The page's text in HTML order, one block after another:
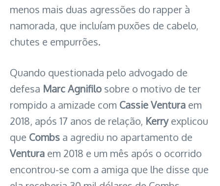
menos mais duas agressões do rapper à
namorada, que incluíam puxões de cabelo,
chutes e empurrões.
Quando questionada pelo advogado de
defesa Marc Agnifilo sobre o motivo de ter
rompido a amizade com Cassie Ventura em
2018, após 17 anos de relação, Kerryexplicou
que Combs a agrediu no apartamento de
Ventura em 2018 e um mês após o ocorrido
encontrou-se com a amiga que lhe disse que